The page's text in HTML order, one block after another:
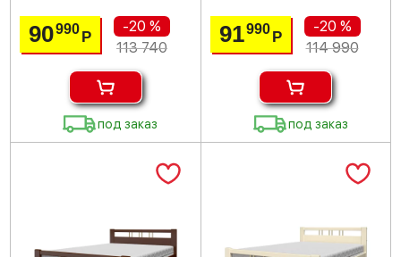
90990Р
-20 %
113 740
под заказ
91990 Р
-20 %
114 990
под заказ